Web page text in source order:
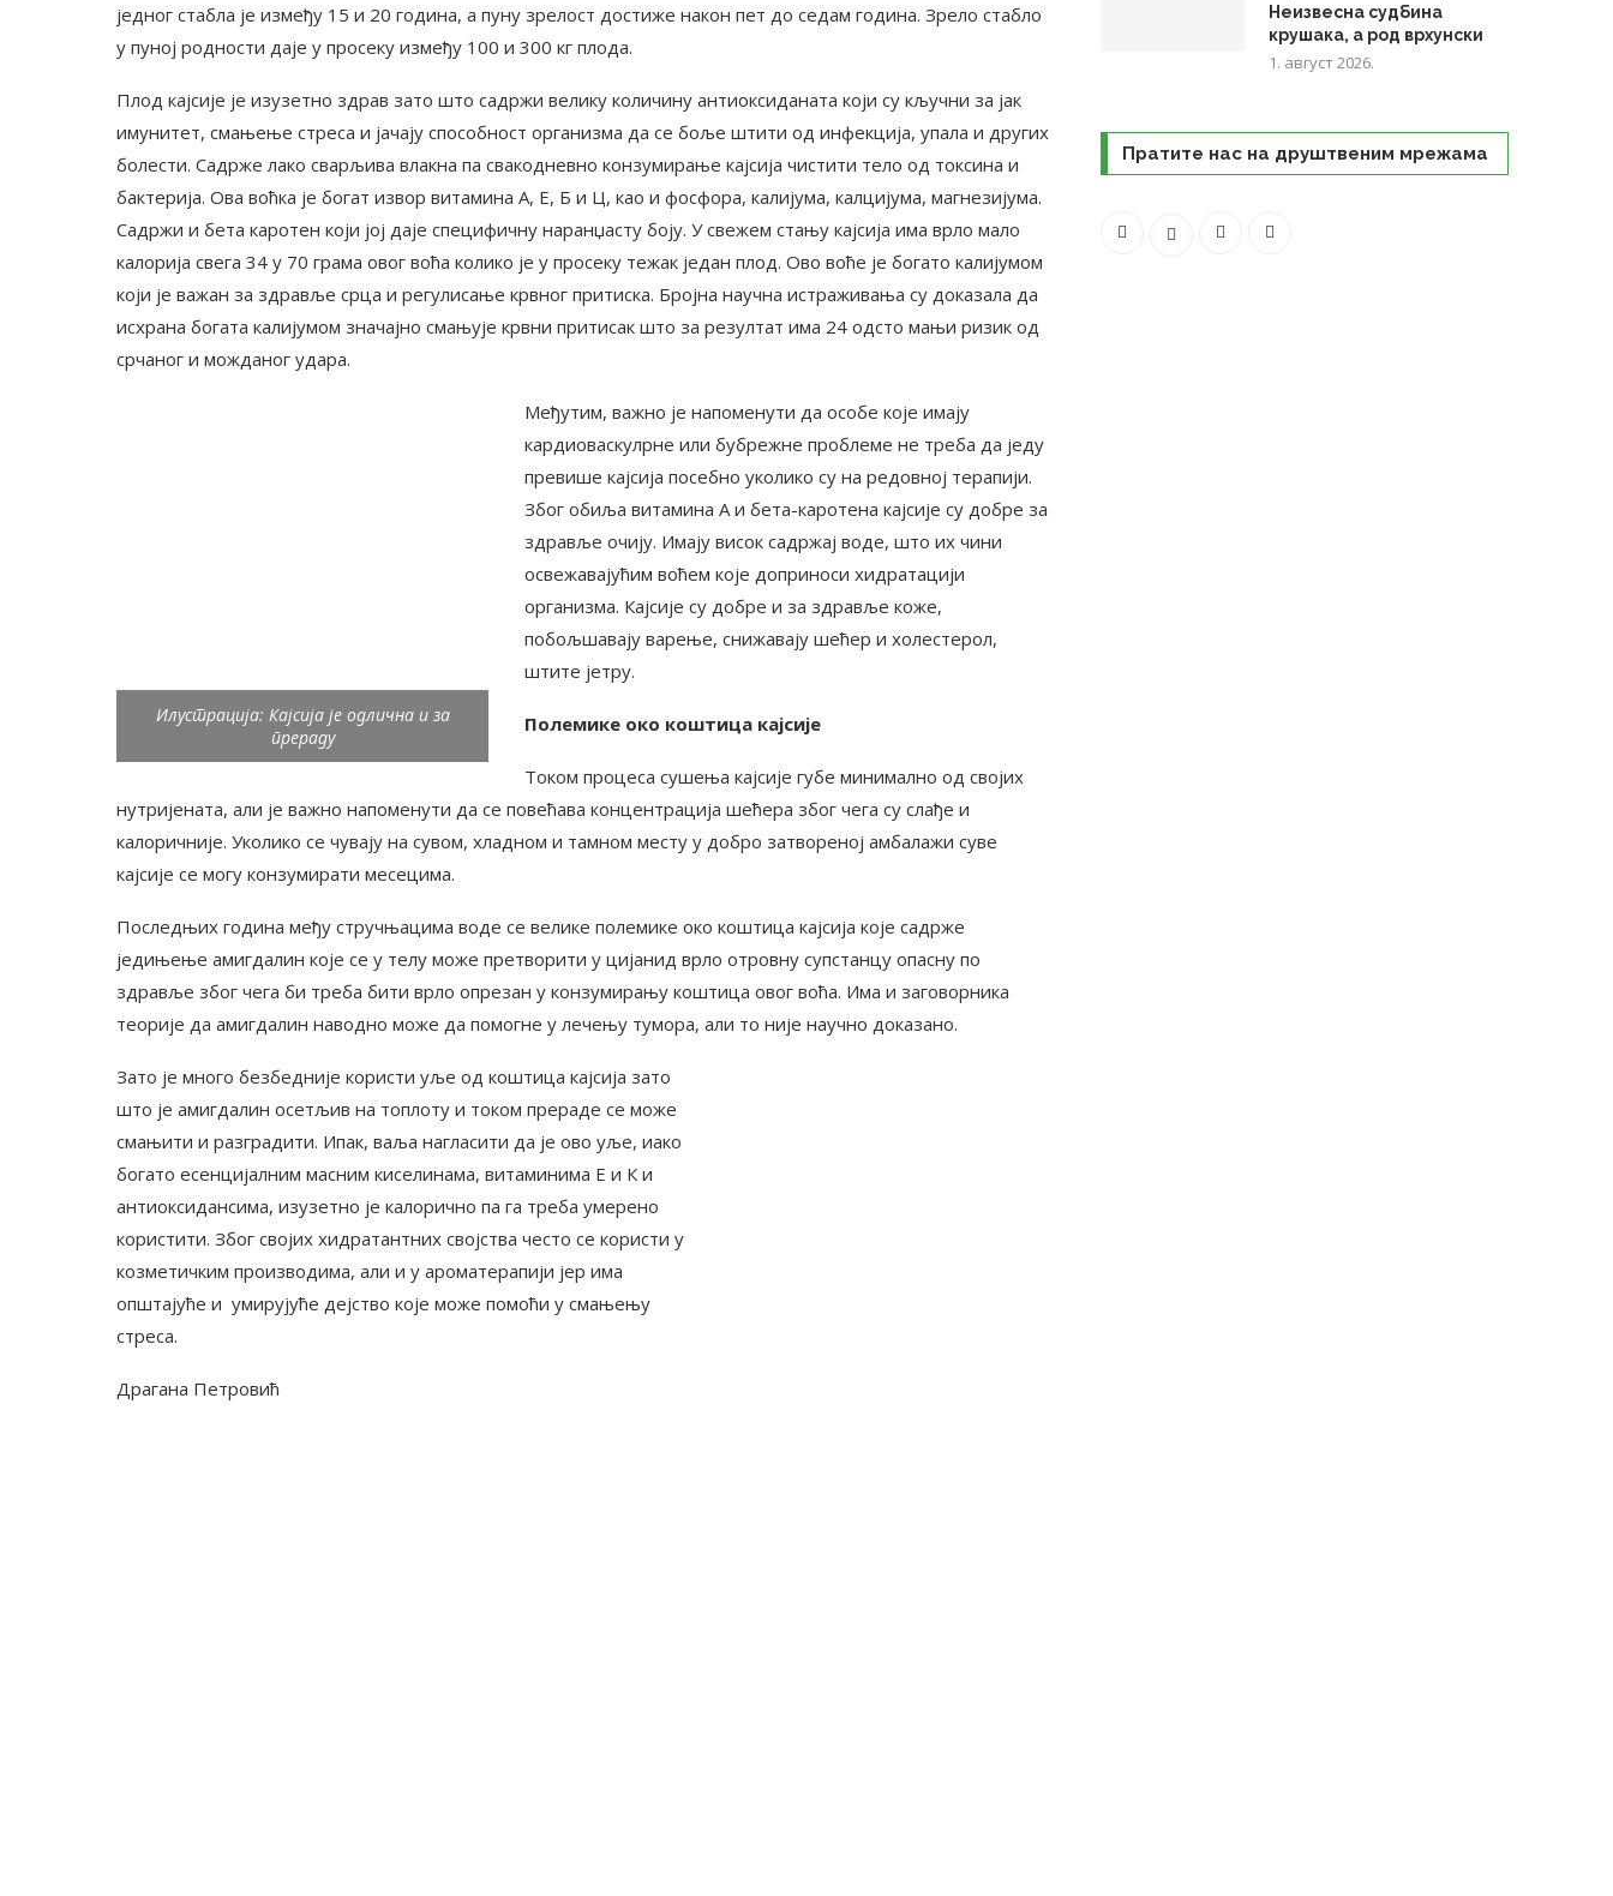
једног стабла је између 15 и 20 година, а пуну зрелост достиже након пет до седам година. Зрело стабло
у пуној родности даје у просеку између 100 и 300 кг плода.
Плод кајсије је изузетно здрав зато што садржи велику количину антиоксиданата који су кључни за јак
имунитет, смањење стреса и јачају способност организма да се боље штити од инфекција, упала и других
болести. Садрже лако сварљива влакна па свакодневно конзумирање кајсија чистити тело од токсина и
бактерија. Ова воћка је богат извор витамина А, Е, Б и Ц, као и фосфора, калијума, калцијума, магнезијума.
Садржи и бета каротен који јој даје специфичну наранџасту боју. У свежем стању кајсија има врло мало
калорија свега 34 у 70 грама овог воћа колико је у просеку тежак један плод. Ово воће је богато калијумом
који је важан за здравље срца и регулисање крвног притиска. Бројна научна истраживања су доказала да
исхрана богата калијумом значајно смањује крвни притисак што за резултат има 24 одсто мањи ризик од
срчаног и можданог удара.
Илустрација: Кајсија је одлична и за
прераду
Међутим, важно је напоменути да особе које имају
кардиоваскулрне или бубрежне проблеме не треба да једу
превише кајсија посебно уколико су на редовној терапији.
Због обиља витамина А и бета-каротена кајсије су добре за
здравље очију. Имају висок садржај воде, што их чини
освежавајућим воћем које доприноси хидратацији
организма. Кајсије су добре и за здравље коже,
побољшавају варење, снижавају шећер и холестерол,
штите јетру.
Полемике око коштица кајсије
Током процеса сушења кајсије губе минимално од својих
нутријената, али је важно напоменути да се повећава концентрација шећера због чега су слађе и
калоричније. Уколико се чувају на сувом, хладном и тамном месту у добро затвореној амбалажи суве
кајсије се могу конзумирати месецима.
Последњих година међу стручњацима воде се велике полемике око коштица кајсија које садрже
једињење амигдалин које се у телу може претворити у цијанид врло отровну супстанцу опасну по
здравље због чега би треба бити врло опрезан у конзумирању коштица овог воћа. Има и заговорника
теорије да амигдалин наводно може да помогне у лечењу тумора, али то није научно доказано.
Зато је много безбедније користи уље од коштица кајсија зато
што је амигдалин осетљив на топлоту и током прераде се може
смањити и разградити. Ипак, ваља нагласити да је ово уље, иако
богато есенцијалним масним киселинама, витаминима Е и К и
антиоксидансима, изузетно је калорично па га треба умерено
користити. Због својих хидратантних својства често се користи у
козметичким производима, али и у ароматерапији јер има
општајуће и умирујуће дејство које може помоћи у смањењу
стреса.
Драгана Петровић
Неизвесна судбина
крушака, а род врхунски
1. август 2026.
Пратите нас на друштвеним мрежама